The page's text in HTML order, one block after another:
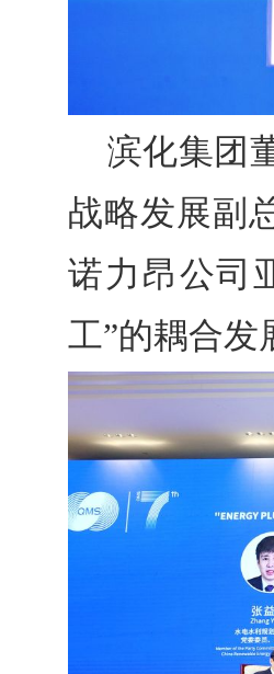
滨化集团
战略发展副
诺力昂公司
工”的耦合发